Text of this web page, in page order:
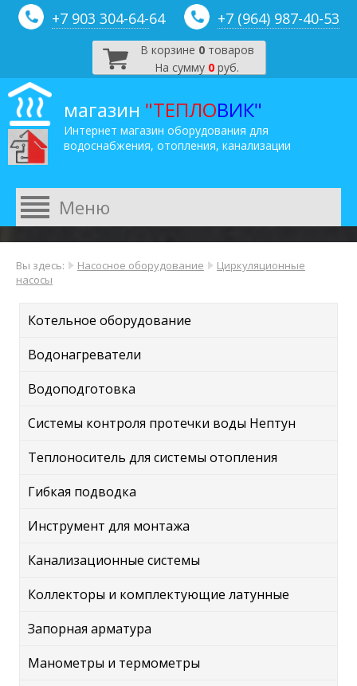
+7 903 304-64-64 +7 (964) 987-40-53
В корзине 0товаров
На сумму 0 руб.
магазин "ТЕПЛОВИК"
Интернет магазин оборудования для
водоснабжения, отопления, канализации
Вы здесь: Насосное оборудование
Циркуляционные
насосы
Котельное оборудование
Водонагреватели
Водоподготовка
Системы контроля протечки воды Нептун
Теплоноситель для системы отопления
Гибкая подводка
Инструмент для монтажа
Канализационные системы
Коллекторы и комплектующие латунные
Запорная арматура
Манометры и термометры